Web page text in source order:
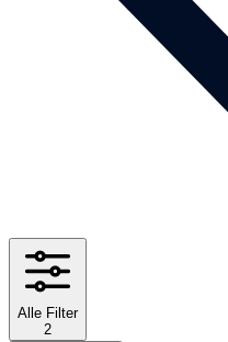
Alle Filter
2